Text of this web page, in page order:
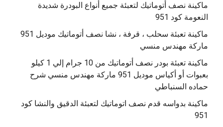
ماكينة نصف أتوماتيك لتعبئة جميع أنواع البودرة شديدة
النعومة كود 951
ماكينة تعبئة سحلب ، قرفة ، نشا نصف أتوماتيك موديل 951
ماركة مهندس منسي
ماكينة تعبئة بودر نصف أتوماتيك من 10 جرام إلي 1 كيلو
بعبوات أو أكياس موديل 951 ماركة مهندس منسي شرح
حماده السنباطي
ماكينة بدواسه قدم نصف اتوماتيك لتعبئة الدقيق والنشا كود
951